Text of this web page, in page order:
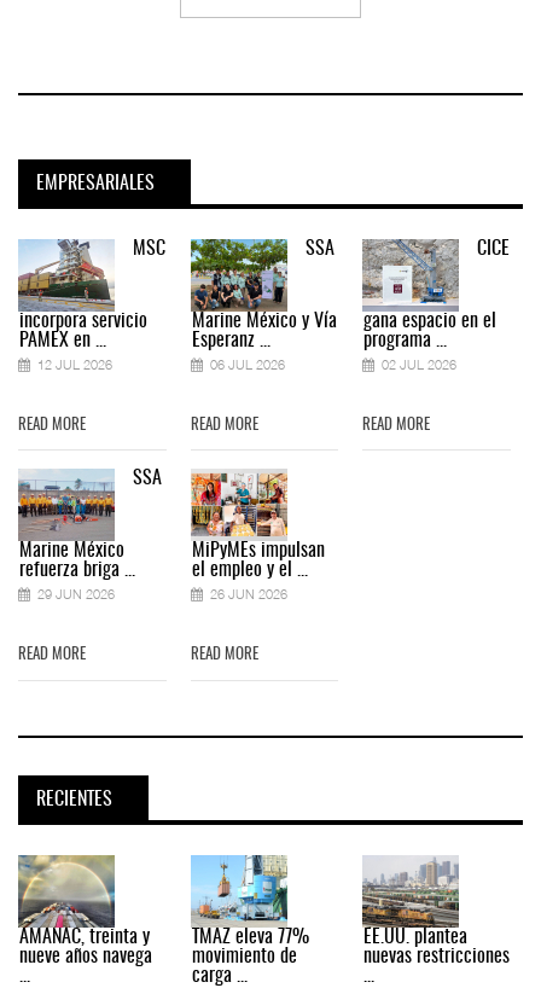
EMPRESARIALES
MSC
incorpora servicio
PAMEX en ...
12 JUL 2026
READ MORE
SSA
Marine México
refuerza briga ...
29 JUN 2026
READ MORE
SSA
Marine México y Vía
Esperanz ...
06 JUL 2026
READ MORE
MiPyMEs impulsan
el empleo y el ...
26 JUN 2026
READ MORE
CICE
gana espacio en el
programa ...
02 JUL 2026
READ MORE
RECIENTES
AMANAC, treinta y
nueve años navega
...
TMAZ eleva 77%
movimiento de
carga ...
EE.UU. plantea
nuevas restricciones
...